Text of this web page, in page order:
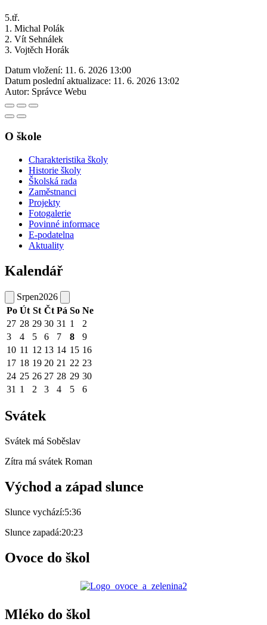
5.tř.
1. Michal Polák
2. Vít Sehnálek
3. Vojtěch Horák
Datum vložení: 11. 6. 2026 13:00
Datum poslední aktualizace: 11. 6. 2026 13:02
Autor: Správce Webu
O škole
Charakteristika školy
Historie školy
Školská rada
Zaměstnanci
Projekty
Fotogalerie
Povinné informace
E-podatelna
Aktuality
Kalendář
Srpen2026
Po Út St Čt Pá So Ne
27 28 29 30 31 1
2
3
4 5 6 7 8
9
10 11 12 13 14 15 16
17 18 19 20 21 22 23
24 25 26 27 28 29 30
31 1 2 3 4 5 6
Svátek
Svátek má Soběslav
Zítra má svátek Roman
Východ a západ slunce
Slunce vychází:5:36
Slunce zapadá:20:23
Ovoce do škol
Mléko do škol